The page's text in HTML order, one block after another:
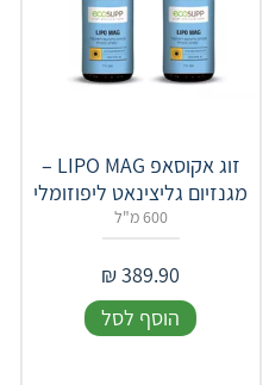
זוג אקוסאפ ‎LIPO MAG –
מגנזיום גליצינאט ליפוזומלי
600 מ"ל
389.90
₪
הוסף לסל